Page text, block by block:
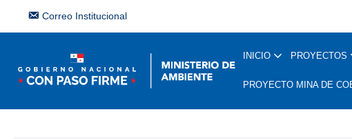
Correo Institucional
INICIO PROYECTOS
PROYECTO MINA DE